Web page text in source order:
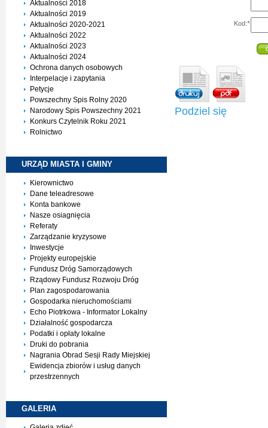
Aktualności 2018
Aktualności 2019
Aktualności 2020-2021
Aktualności 2022
Aktualności 2023
Aktualności 2024
Ochrona danych osobowych
Interpelacje i zapytania
Petycje
Powszechny Spis Rolny 2020
Narodowy Spis Powszechny 2021
Konkurs Czytelnik Roku 2021
Rolnictwo
URZĄD MIASTA I GMINY
Kierownictwo
Dane teleadresowe
Konta bankowe
Nasze osiagnięcia
Referaty
Zarządzanie kryzysowe
Inwestycje
Projekty europejskie
Fundusz Dróg Samorządowych
Rządowy Fundusz Rozwoju Dróg
Plan zagospodarowania
Gospodarka nieruchomościami
Echo Piotrkowa - Informator Lokalny
Działalność gospodarcza
Podatki i opłaty lokalne
Druki do pobrania
Nagrania Obrad Sesji Rady Miejskiej
Ewidencja zbiorów i usług danych
przestrzennych
GALERIA
Kod:*
Podziel się